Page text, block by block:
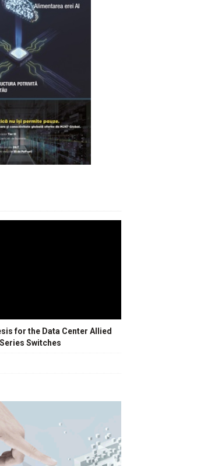
for the Data Center Allied
Switches